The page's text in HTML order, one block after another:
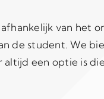
van het
de student. We
een optie is